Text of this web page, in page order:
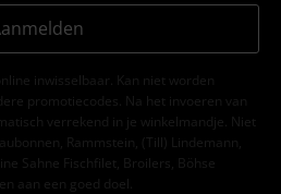
inwisselbaar. Kan niet worden
promotiecodes. Na het invoeren van
verrekend in je winkelmandje. Niet
Rammstein, (Till) Lindemann,
Sahne Fischfilet, Broilers, Böhse
aan een goed doel.